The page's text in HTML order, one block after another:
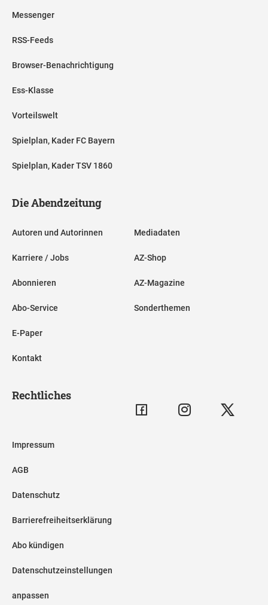
Messenger
RSS-Feeds
Browser-Benachrichtigung
Ess-Klasse
Vorteilswelt
Spielplan, Kader FC Bayern
Spielplan, Kader TSV 1860
Die Abendzeitung
Autoren und Autorinnen
Karriere / Jobs
Abonnieren
Abo-Service
E-Paper
Kontakt
Mediadaten
AZ-Shop
AZ-Magazine
Sonderthemen
Rechtliches
Impressum
AGB
Datenschutz
Barrierefreiheitserklärung
Abo kündigen
Datenschutzeinstellungen
anpassen